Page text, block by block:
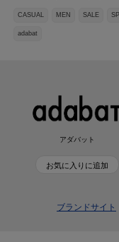
CASUAL MEN SALE
adabat
アダバット
お気に入りに追加
ブランドサイト